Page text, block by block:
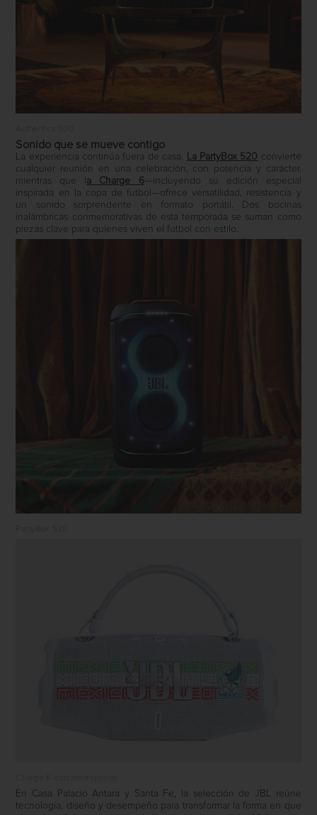
Sonido que se mueve contigo
La experiencia continúa fuera de casa. La PartyBox 520 convierte
cualquier reunión en una celebración, con potencia y carácter,
mientras que l a Charge 6—incluyendo su edición especial
inspirada en la copa de futbol—ofrece versatilidad, resistencia y
un sonido sorprendente en formato portátil. Dos bocinas
inalámbricas conmemorativas de esta temporada se suman como
piezas clave para quienes viven el futbol con estilo.
En Casa Palacio Antara y Santa Fe, la selección de JBL reúne
tecnología, diseño y desempeño para transformar la forma en que